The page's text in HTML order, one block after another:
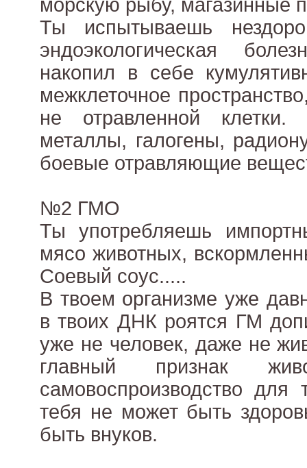
морскую рыбу, магазинные
Ты испытываешь
эндоэкологическая
накопил в себе
межклеточное
не отравленной
металлы, галогены,
боевые отравляющие
№2 ГМО
Ты употребляешь
мясо животных,
Соевый соус.....
В твоем организме уже
в твоих ДНК роятся ГМ
уже не человек, даже не
главный признак
самовоспроизводство
тебя не может быть
быть внуков.